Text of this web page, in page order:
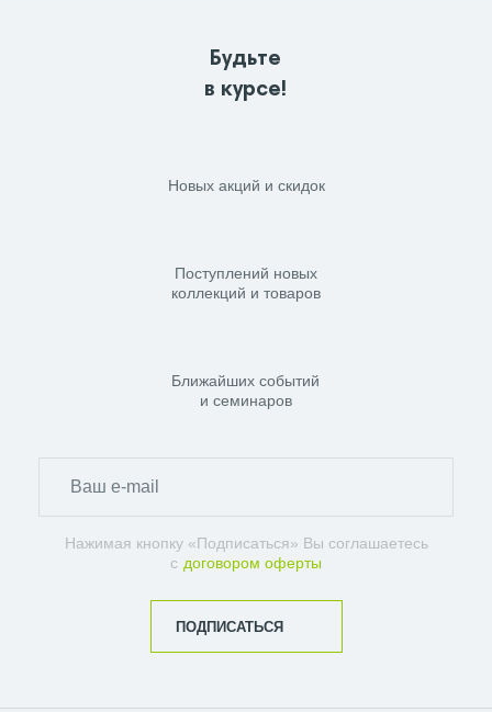
Будьте
в курсе!
Новых акций и скидок
Поступлений новых
коллекций и товаров
Ближайших событий
и семинаров
Нажимая кнопку «Подписаться» Вы соглашаетесь
с договором оферты
ПОДПИСАТЬСЯ